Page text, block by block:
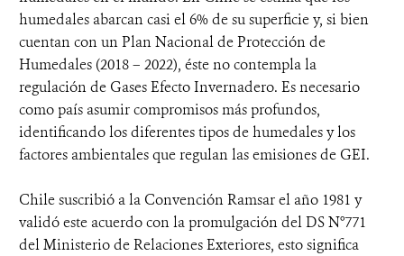
humedales abarcan casi el 6% de su superficie y, si bien
cuentan con un Plan Nacional de Protección de
Humedales (2018 – 2022), éste no contempla la
regulación de Gases Efecto Invernadero. Es necesario
como país asumir compromisos más profundos,
identificando los diferentes tipos de humedales y los
factores ambientales que regulan las emisiones de GEI.
Chile suscribió a la Convención Ramsar el año 1981 y
validó este acuerdo con la promulgación del DS N°771
del Ministerio de Relaciones Exteriores, esto significa